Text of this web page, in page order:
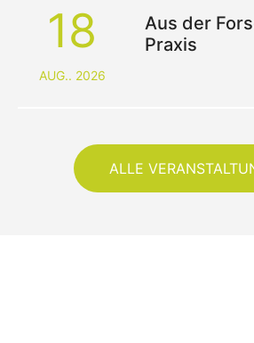
18
AUG.. 2026
Aus der
Praxis
ALLE